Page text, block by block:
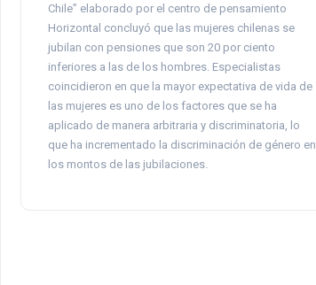
Chile” elaborado por el centro de pensamiento
Horizontal concluyó que las mujeres chilenas se
jubilan con pensiones que son 20 por ciento
inferiores a las de los hombres. Especialistas
coincidieron en que la mayor expectativa de vida de
las mujeres es uno de los factores que se ha
aplicado de manera arbitraria y discriminatoria, lo
que ha incrementado la discriminación de género en
los montos de las jubilaciones.